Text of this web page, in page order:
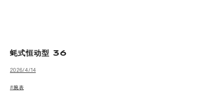
蚝式恒动型 36
2026/4/14
#腕表